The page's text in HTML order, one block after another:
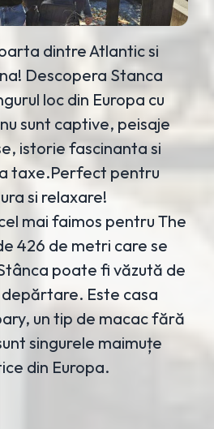
dintre Atlantic si
Descopera Stanca
loc din Europa cu
sunt captive, peisaje
istorie fascinanta si
taxe.Perfect pentru
si relaxare!
mai faimos pentru The
426 de metri care se
poate fi văzută de
Este casa
un tip de macac fără
singurele maimuțe
din Europa.